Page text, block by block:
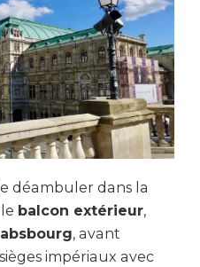
déambuler dans la
balcon extérieur,
, avant
impériaux avec